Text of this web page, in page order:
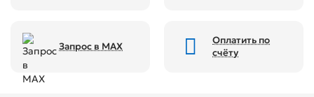
Запрос в MAX
Оплатить по
счёту